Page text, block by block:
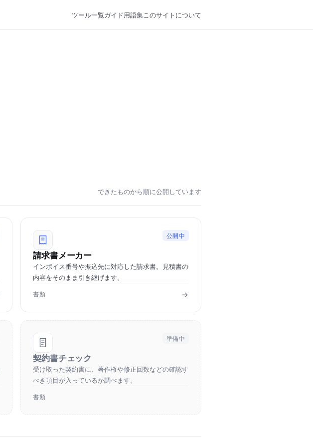
ツール一覧ガイド用語集このサイトについて
できたものから順に公開しています
公開中
請求書メーカー
インボイス番号や振込先に対応した請求書。見積書の
内容をそのまま引き継げます。
書類
準備中
契約書チェック
受け取った契約書に、著作権や修正回数などの確認す
べき項目が入っているか調べます。
書類